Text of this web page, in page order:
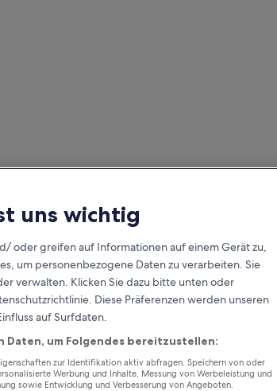
für jede
Übernachtung
uns wichtig
oder greifen auf Informationen auf einem Gerät zu,
um personenbezogene Daten zu verarbeiten. Sie
verwalten. Klicken Sie dazu bitte unten oder
Diese Präferenzen werden unseren
auf Surfdaten.
um Folgendes bereitzustellen:
zur Identifikation aktiv abfragen. Speichern von oder
Werbung und Inhalte, Messung von Werbeleistung und
sowie Entwicklung und Verbesserung von Angeboten.